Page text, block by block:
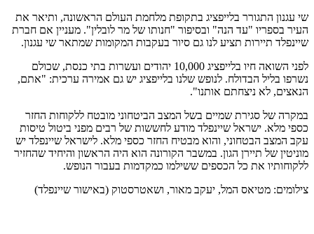
שי עגנון התגורר בלייפציג בתקופת מלחמת העולם הראשונה, ותיאר את
העיר בספריו "עד הנה" ובסיפור "חנותו של מר לובלין". מעניין אם חברת
שיינפלד תיירות תציע לנו גם סיור בעקבות המקומות שמתאר שי עגנון.
לפני השואה חיו בלייפציג 10,000 יהודים ועשרות בתי כנסת, שכולם
נשרפו בליל הבדולח. לנופש שלנו בלייפציג יש גם אמירה ערכית: "אתם,
הנאצים, לא ניצחתם אותנו".
במקרה של סגירת שמיים בשל המצב הביטחוני מובטח ללקוחות החזר
כספי מלא. ישראל שיינפלד מודע לחששות של רבים מפני ביטול טיסות
עקב המצב הבטחוני, והוא מבטיח החזר כספי מלא. לישראל שיינפלד יש
מוניטין של תיירן הגון. במשבר הקורונה הוא היה הראשון והיחיד שהחזיר
ללקוחותיו את כל הכספים ששילמו כמקדמות בעבור הנופש.
צילומים: מטיאס המל, יעקב מאור, ושאטרסטוק (באישור שיינפלד)